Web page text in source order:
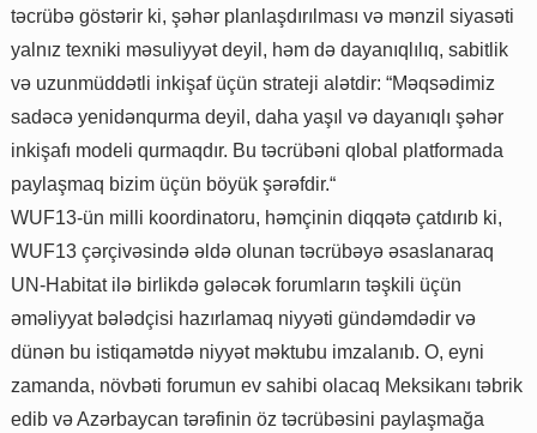
təcrübə göstərir ki, şəhər planlaşdırılması və mənzil siyasəti
yalnız texniki məsuliyyət deyil, həm də dayanıqlılıq, sabitlik
və uzunmüddətli inkişaf üçün strateji alətdir: “Məqsədimiz
sadəcə yenidənqurma deyil, daha yaşıl və dayanıqlı şəhər
inkişafı modeli qurmaqdır. Bu təcrübəni qlobal platformada
paylaşmaq bizim üçün böyük şərəfdir.“
WUF13-ün milli koordinatoru, həmçinin diqqətə çatdırıb ki,
WUF13 çərçivəsində əldə olunan təcrübəyə əsaslanaraq
UN-Habitat ilə birlikdə gələcək forumların təşkili üçün
əməliyyat bələdçisi hazırlamaq niyyəti gündəmdədir və
dünən bu istiqamətdə niyyət məktubu imzalanıb. O, eyni
zamanda, növbəti forumun ev sahibi olacaq Meksikanı təbrik
edib və Azərbaycan tərəfinin öz təcrübəsini paylaşmağa